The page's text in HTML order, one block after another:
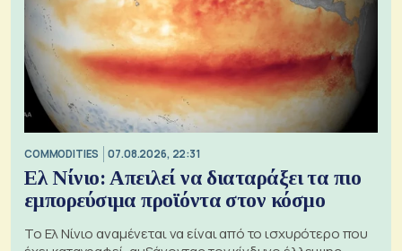
COMMODITIES 07.08.2026, 22:31
Ελ Νίνιο: Απειλεί να διαταράξει τα πιο
εμπορεύσιμα προϊόντα στον κόσμο
Το Ελ Νίνιο αναμένεται να είναι από το ισχυρότερο που